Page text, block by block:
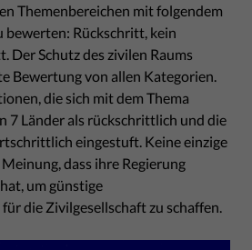
Themenbereichen mit folgendem
bewerten: Rückschritt, kein
Der Schutz des zivilen Raums
Bewertung von allen Kategorien.
die sich mit dem Thema
7 Länder als rückschrittlich und die
eingestuft. Keine einzige
dass ihre Regierung
um günstige
die Zivilgesellschaft zu schaffen.